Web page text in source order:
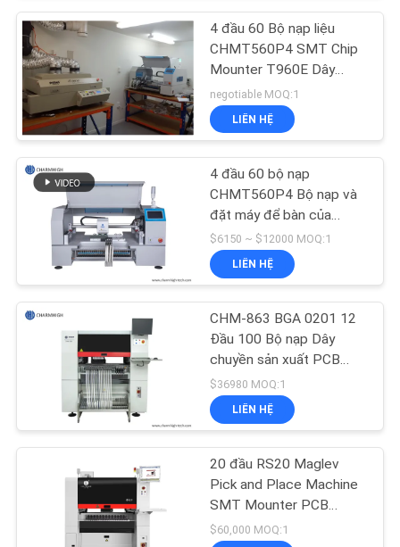
CHUYẾN
THAM
QUAN
NHÀ
MÁY
KIỂM
SOÁT
CHẤT
LƯỢNG
VỚI
CHÚNG
Máy in stear
23
Lò nướng Reflow
Bộ nạp SMT
21
4 đầu 60 Bộ nạp liệu
CHMT560P4 SMT Chip
Mounter T960E Dây
chuyền lắp ráp PCB cho
lò nướng Reflow
negotiable MOQ:1
LIÊN HỆ
4 đầu 60 bộ nạp
CHMT560P4 Bộ nạp và
đặt máy để bàn của
Yamaha Lắp ráp PCB
$6150 ~ $12000 MOQ:1
LIÊN HỆ
CHM-863 BGA 0201 12
Đầu 100 Bộ nạp Dây
chuyền sản xuất PCB
SMT
$36980 MOQ:1
LIÊN HỆ
20 đầu RS20 Maglev
Pick and Place Machine
SMT Mounter PCB
Assembly
$60,000 MOQ:1